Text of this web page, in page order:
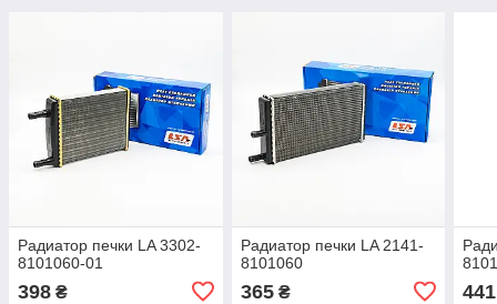
Радиатор печки LA 3302-
8101060-01
398 ₴
Радиатор печки LA 2141-
8101060
365₴ 441